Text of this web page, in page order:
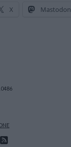
X Mastodon